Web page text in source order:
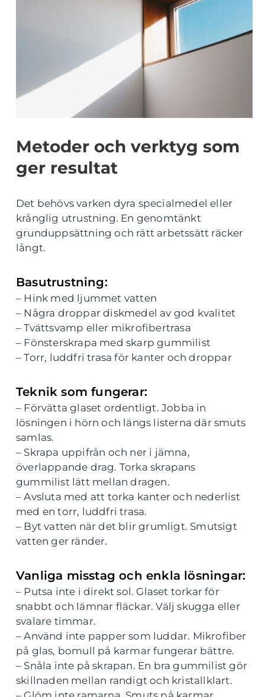
Metoder och verktyg som
ger resultat
Det behövs varken dyra specialmedel eller
krånglig utrustning. En genomtänkt
grunduppsättning och rätt arbetssätt räcker
långt.
Basutrustning:
– Hink med ljummet vatten
– Några droppar diskmedel av god kvalitet
– Tvättsvamp eller mikrofibertrasa
– Fönsterskrapa med skarp gummilist
– Torr, luddfri trasa för kanter och droppar
Teknik som fungerar:
– Förvätta glaset ordentligt. Jobba in
lösningen i hörn och längs listerna där smuts
samlas.
– Skrapa uppifrån och ner i jämna,
överlappande drag. Torka skrapans
gummilist lätt mellan dragen.
– Avsluta med att torka kanter och nederlist
med en torr, luddfri trasa.
– Byt vatten när det blir grumligt. Smutsigt
vatten ger ränder.
Vanliga misstag och enkla lösningar:
– Putsa inte i direkt sol. Glaset torkar för
snabbt och lämnar fläckar. Välj skugga eller
svalare timmar.
– Använd inte papper som luddar. Mikrofiber
på glas, bomull på karmar fungerar bättre.
– Snåla inte på skrapan. En bra gummilist gör
skillnaden mellan randigt och kristallklart.